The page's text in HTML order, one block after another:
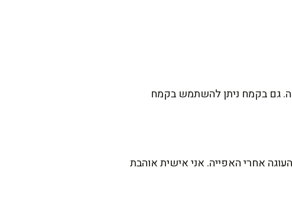
גם בקמח ניתן להשתמש בקמח
אחרי האפייה. אני אישית אוהבת